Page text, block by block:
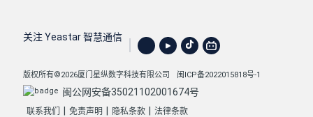
关注 Yeastar 智慧通信
版权所有©2026厦门星纵数字科技有限公司 闽ICP备2022015818号-1
闽公网安备35021102001674号
联系我们 免责声明 隐私条款 法律条款